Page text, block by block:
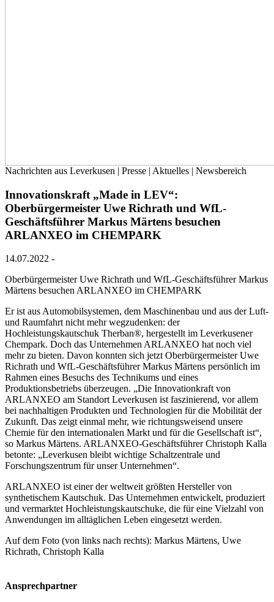
Nachrichten aus Leverkusen | Presse | Aktuelles | Newsbereich
Innovationskraft „Made in LEV“:
Oberbürgermeister Uwe Richrath und WfL-
Geschäftsführer Markus Märtens besuchen
ARLANXEO im CHEMPARK
14.07.2022 -
Oberbürgermeister Uwe Richrath und WfL-Geschäftsführer Markus
Märtens besuchen ARLANXEO im CHEMPARK
Er ist aus Automobilsystemen, dem Maschinenbau und aus der Luft-
und Raumfahrt nicht mehr wegzudenken: der
Hochleistungskautschuk Therban®, hergestellt im Leverkusener
Chempark. Doch das Unternehmen ARLANXEO hat noch viel
mehr zu bieten. Davon konnten sich jetzt Oberbürgermeister Uwe
Richrath und WfL-Geschäftsführer Markus Märtens persönlich im
Rahmen eines Besuchs des Technikums und eines
Produktionsbetriebs überzeugen. „Die Innovationkraft von
ARLANXEO am Standort Leverkusen ist faszinierend, vor allem
bei nachhaltigen Produkten und Technologien für die Mobilität der
Zukunft. Das zeigt einmal mehr, wie richtungsweisend unsere
Chemie für den internationalen Markt und für die Gesellschaft ist“,
so Markus Märtens. ARLANXEO-Geschäftsführer Christoph Kalla
betonte: „Leverkusen bleibt wichtige Schaltzentrale und
Forschungszentrum für unser Unternehmen“.
ARLANXEO ist einer der weltweit größten Hersteller von
synthetischem Kautschuk. Das Unternehmen entwickelt, produziert
und vermarktet Hochleistungskautschuke, die für eine Vielzahl von
Anwendungen im alltäglichen Leben eingesetzt werden.
Auf dem Foto (von links nach rechts): Markus Märtens, Uwe
Richrath, Christoph Kalla
Ansprechpartner